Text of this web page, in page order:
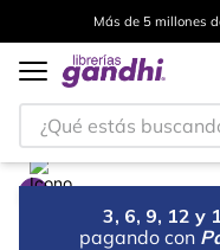
Más de 5 millones
¿Qué estás buscando?
3, 6, 9, 12 y
pagando con